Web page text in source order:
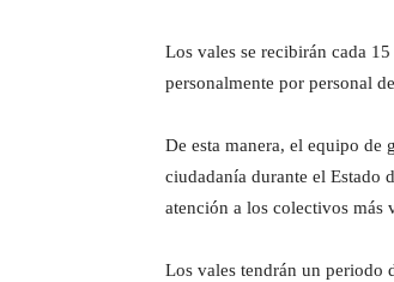
Los vales se recibirán cada
personalmente por personal
De esta manera, el equipo de
ciudadanía durante el Estado
atención a los colectivos más
Los vales tendrán un periodo